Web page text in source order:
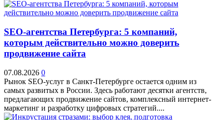
SEO-агентства Петербурга: 5 компаний,
которым действительно можно доверить
продвижение сайта
07.08.2026 0
Рынок SEO-услуг в Санкт-Петербурге остается одним из
самых развитых в России. Здесь работают десятки агентств,
предлагающих продвижение сайтов, комплексный интернет-
маркетинг и разработку цифровых стратегий....